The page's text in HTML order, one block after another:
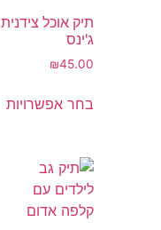
תיק אוכל צידנית
ג'ינס
₪45.00
בחר אפשרויות